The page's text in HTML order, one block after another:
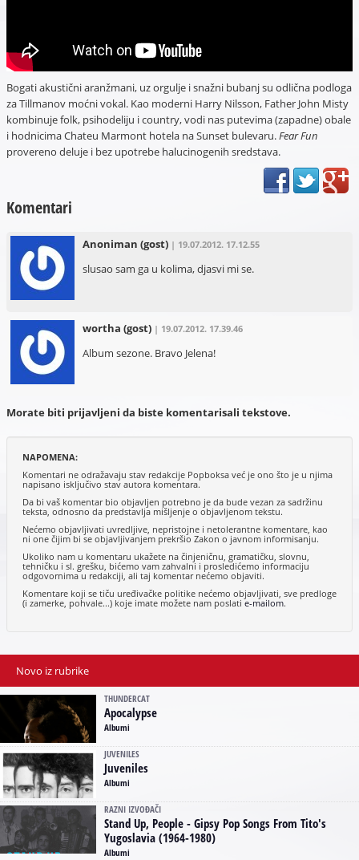
Bogati akustični aranžmani, uz orgulje i snažni bubanj su odlična podloga
za Tillmanov moćni vokal. Kao moderni Harry Nilsson, Father John Misty
kombinuje folk, psihodeliju i country, vodi nas putevima (zapadne) obale
i hodnicima Chateu Marmont hotela na Sunset bulevaru.Fear Fun
provereno deluje i bez upotrebe halucinogenih sredstava.
Komentari
Anoniman (gost) | 19.07.2012. 17.12.55
slusao sam ga u kolima, djasvi mi se.
wortha (gost) | 19.07.2012. 17.39.46
Album sezone. Bravo Jelena!
Morate biti prijavljeni da biste komentarisali tekstove.
NAPOMENA:
Komentari ne odražavaju stav redakcije Popboksa već je ono što je u njima
napisano isključivo stav autora komentara.
Da bi vaš komentar bio objavljen potrebno je da bude vezan za sadržinu
teksta, odnosno da predstavlja mišljenje o objavljenom tekstu.
Nećemo objavljivati uvredljive, nepristojne i netolerantne komentare, kao
ni one čijim bi se objavljivanjem prekršio Zakon o javnom informisanju.
Ukoliko nam u komentaru ukažete na činjeničnu, gramatičku, slovnu,
tehničku i sl. grešku, bićemo vam zahvalni i prosledićemo informaciju
odgovornima u redakciji, ali taj komentar nećemo objaviti.
Komentare koji se tiču uređivačke politike nećemo objavljivati, sve predloge
(i zamerke, pohvale...) koje imate možete nam poslatie-mailom.
Novo iz rubrike
THUNDERCAT
Apocalypse
Albumi
JUVENILES
Juveniles
Albumi
RAZNI IZVOĐAČI
Stand Up, People - Gipsy Pop Songs From Tito's
Yugoslavia (1964-1980)
Albumi